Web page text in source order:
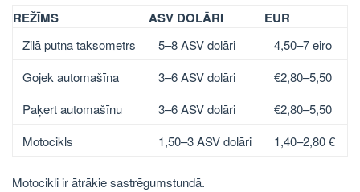
REŽĪMS ASV DOLĀRI EUR
Zilā putna taksometrs 5–8 ASV dolāri
4,50–7 eiro
Gojek automašīna
3–6 ASV dolāri
€2,80–5,50
Paķert automašīnu
3–6 ASV dolāri
€2,80–5,50
Motocikls
1,50–3 ASV dolāri 1,40–2,80 €
Motocikli ir ātrākie sastrēgumstundā.